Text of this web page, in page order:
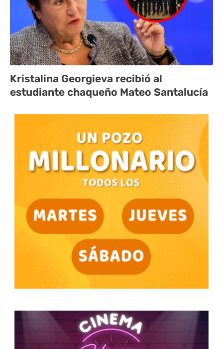
Kristalina Georgieva recibió al
estudiante chaqueño Mateo Santalucía